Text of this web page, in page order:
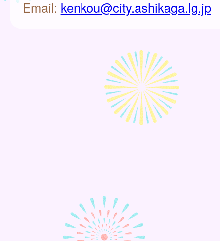
Email: kenkou@city.ashikaga.lg.jp